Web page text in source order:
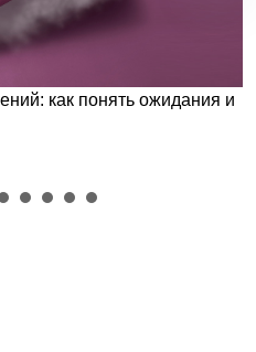
как понять ожидания и